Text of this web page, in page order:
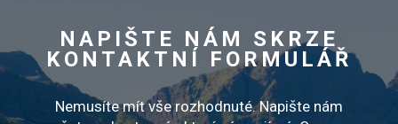
NAPIŠTE NÁM SKRZE
KONTAKTNÍ FORMULÁŘ
Nemusíte mít vše rozhodnuté. Napište nám